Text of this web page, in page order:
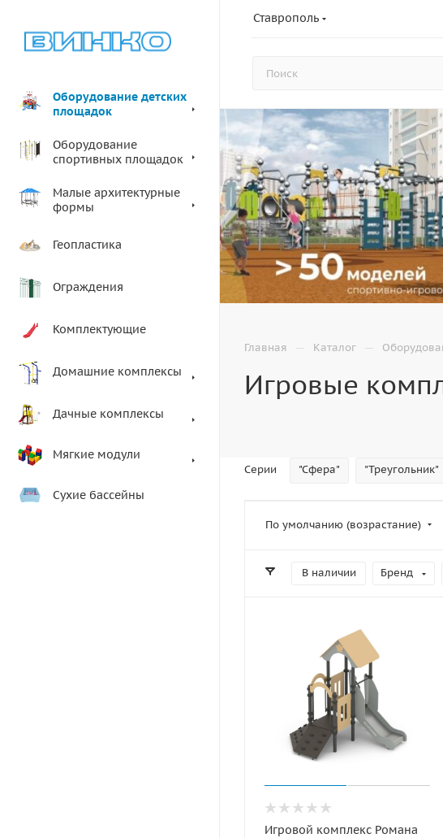
Ставрополь
Оборудование детских
площадок
Оборудование
спортивных площадок
Малые архитектурные
формы
Геопластика
Ограждения
Комплектующие
Домашние комплексы
Дачные комплексы
Мягкие модули
Сухие бассейны
Главная — Каталог —
Игровые
Серии "Сфера" "Треугольник"
По умолчанию (возрастание)
В наличии Бренд
Игровой комплекс Романа